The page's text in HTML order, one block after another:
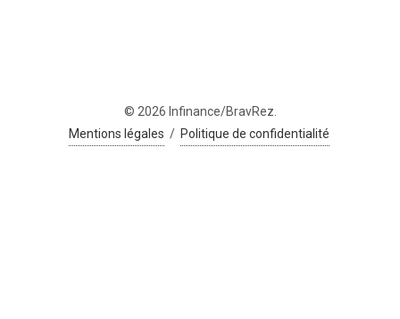
© 2026 Infinance/BravRez.
Mentions légales / Politique de confidentialité